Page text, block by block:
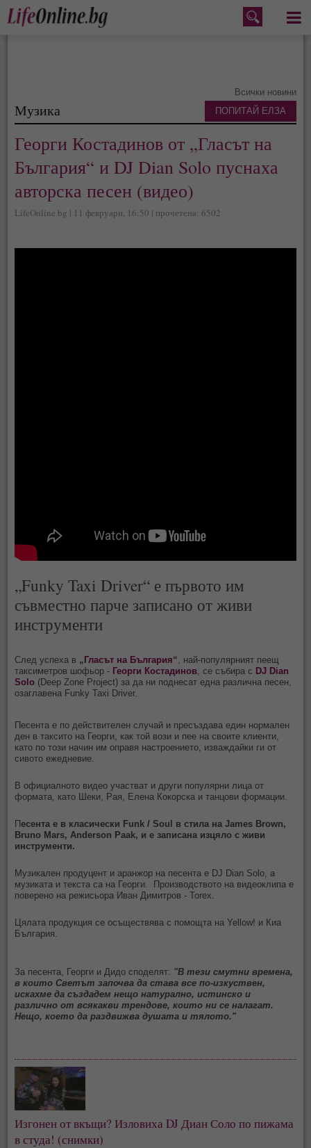
Меню
Всички новини
Музика
Георги Костадинов от „Гласът на
България“ и DJ Dian Solo пуснаха
авторска песен (видео)
LifeOnline.bg | 11 февруари, 16:50 | прочетена: 6502
„Funky Taxi Driver“ е първото им
съвместно парче записано от живи
инструменти
След успеха в „ Гласът на България“, най-популярният пеещ
таксиметров шофьор - Георги Костадинов, се събира с DJ Dian
Solo (Deep Zone Project) за да ни поднесат една различна песен,
озаглавена Funky Taxi Driver.
Песента е по действителен случай и пресъздава един нормален
ден в таксито на Георги, как той вози и пее на своите клиенти,
като по този начин им оправя настроението, изваждайки ги от
сивото ежедневие.
В официалното видео участват и други популярни лица от
формата, като Шеки, Рая, Елена Кокорска и танцови формации.
Песента е в класически Funk / Soul в стила на James Brown,
Bruno Mars, Anderson Paak, и е записана изцяло с живи
инструменти.
Музикален продуцент и аранжор на песента е DJ Dian Solo, а
музиката и текста са на Георги. Производството на видеоклипа е
поверено на режисьора Иван Димитров - Torex.
Цялата продукция се осъществява с помощта на Yellow! и Киа
България.
За песента, Георги и Дидо споделят: "В тези смутни времена,
в които Светът започва да става все по-изкуствен,
искахме да създадем нещо натурално, истинско и
различно от всякакви трендове, които ни се налагат.
Нещо, което да раздвижва душата и тялото."
Изгонен от вкъщи? Изловиха DJ Диан Соло по пижама
в студа! (снимки)
ПОПИТАЙ ЕЛЗА